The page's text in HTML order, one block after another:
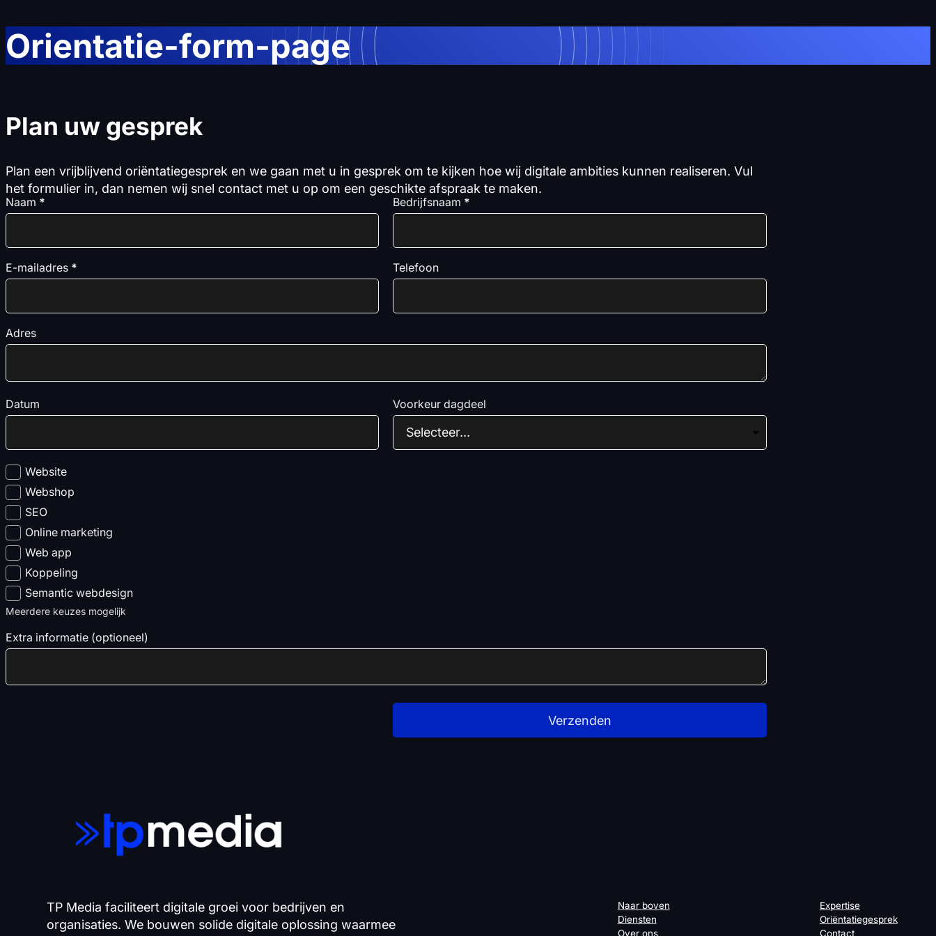
Orientatie-form-page
Plan uw gesprek
Plan een vrijblijvend oriëntatiegesprek en we gaan met u in gesprek om te kijken hoe wij digitale ambities kunnen realiseren. Vul
het formulier in, dan nemen wij snel contact met u op om een geschikte afspraak te maken.
Naam * Bedrijfsnaam *
E-mailadres * Telefoon
Adres
Datum Voorkeur dagdeel
Website
Webshop
SEO
Online marketing
Web app
Koppeling
Semantic webdesign
Meerdere keuzes mogelijk
Extra informatie (optioneel)
Verzenden
TP Media faciliteert digitale groei voor bedrijven en
organisaties. We bouwen solide digitale oplossing waarmee
Naar boven
Diensten
Over ons
Expertise
Oriëntatiegesprek
Contact